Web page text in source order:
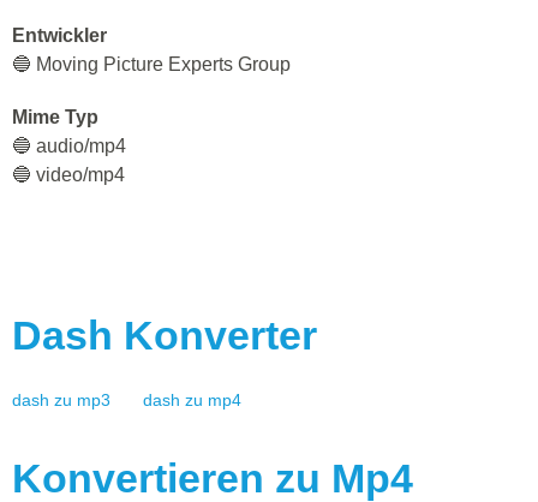
Entwickler
🔵 Moving Picture Experts Group
Mime Typ
🔵 audio/mp4
🔵 video/mp4
Dash Konverter
dash zu mp3 dash zu mp4
Konvertieren zu Mp4